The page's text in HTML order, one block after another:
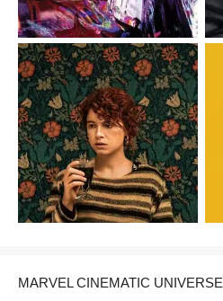
MARVEL CINEMATIC UNIVERSE